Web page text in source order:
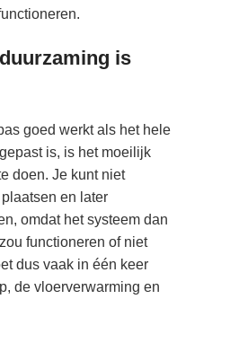
is
goed werkt als het hele
is, is het moeilijk
doen. Je kunt niet
en later
omdat het systeem dan
functioneren of niet
dus vaak in één keer
de vloerverwarming en